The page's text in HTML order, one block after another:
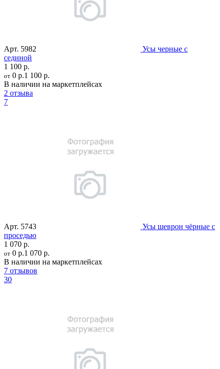
Арт. 5982
Усы черные с
сединой
1 100 р.
от 0 р.1 100 р.
В наличии на маркетплейсах
2 отзыва
7
Арт. 5743
Усы шеврон чёрные с
проседью
1 070 р.
от 0 р.1 070 р.
В наличии на маркетплейсах
7 отзывов
30